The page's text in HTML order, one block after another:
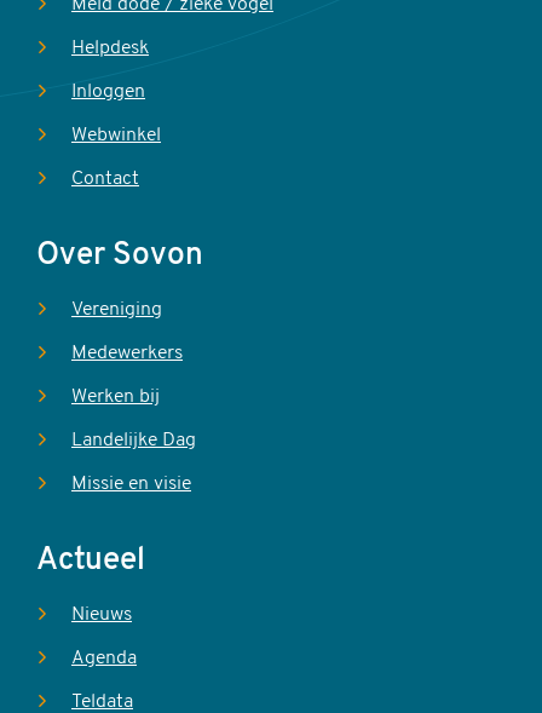
Meld dode / zieke vogel
Helpdesk
Inloggen
Webwinkel
Contact
Over Sovon
Vereniging
Medewerkers
Werken bij
Landelijke Dag
Missie en visie
Actueel
Nieuws
Agenda
Teldata